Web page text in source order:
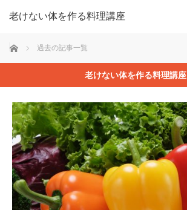
老けない体を作る料理講座
ホーム 過去の記事一覧
老けない体を作る料理講座